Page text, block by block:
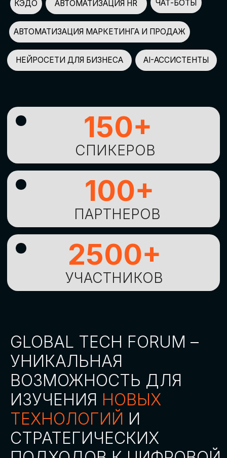
УЧАСТНИКОВ
2500+
GLOBAL TECH FORUM –
ИЗУЧЕНИЯНОВЫХ
ТЕХНОЛОГИЙИ
СТРАТЕГИЧЕСКИХ
ПОДХОДОВ К ЦИФРОВОЙ
ТРАНСФОРМАЦИИ
БИЗНЕСА
ОСТАВИТЬ
ЗАЯВКУ
АККРЕДИТАЦИЯ
СМИ
СКАЧАТЬ ПРОГРАММУ
СТАТЬ СПИКЕРОМ
Оставьте заявку, наши менеджеры
СТАТЬ УЧАСТНИКОМ